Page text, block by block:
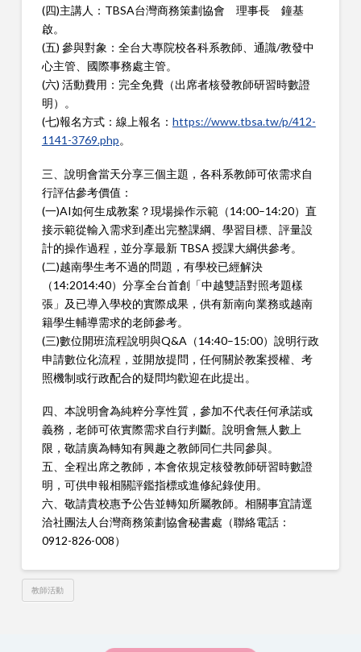
(四)主講人：TBSA台灣商務策劃協會 理事長 鐘基
啟。
(五) 參與對象：全台大專院校各科系教師、通識/教發中
心主管、國際事務處主管。
(六) 活動費用：完全免費（出席者核發教師研習時數證
明）。
(七)報名方式：線上報名： https://www.tbsa.tw/p/412-
1141-3769.php。
三、說明會當天分享三個主題，各科系教師可依需求自
行評估參考價值：
(一)AI如何生成教案？現場操作示範（14:00–14:20）直
接示範從輸入需求到產出完整課綱、學習目標、評量設
計的操作過程，並分享最新 TBSA 授課大綱供參考。
(二)越南學生考不過的問題，有學校已經解決
（14:2014:40）分享全台首創「中越雙語對照考題樣
張」及已導入學校的實際成果，供有新南向業務或越南
籍學生輔導需求的老師參考。
(三)數位開班流程說明與Q&A（14:40–15:00）說明行政
申請數位化流程，並開放提問，任何關於教案授權、考
照機制或行政配合的疑問均歡迎在此提出。
四、本說明會為純粹分享性質，參加不代表任何承諾或
義務，老師可依實際需求自行判斷。說明會無人數上
限，敬請廣為轉知有興趣之教師同仁共同參與。
五、全程出席之教師，本會依規定核發教師研習時數證
明，可供申報相關評鑑指標或進修紀錄使用。
六、敬請貴校惠予公告並轉知所屬教師。相關事宜請逕
洽社團法人台灣商務策劃協會秘書處（聯絡電話：
0912-826-008）
教師活動